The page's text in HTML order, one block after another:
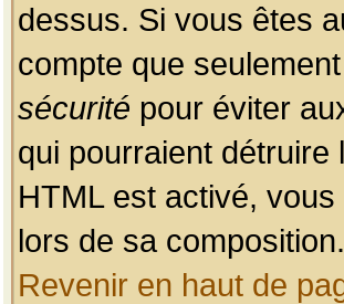
dessus. Si vous êtes
compte que
sécurité pour éviter
qui pourraient
HTML est activé,
lors de sa composition.
Revenir en haut de